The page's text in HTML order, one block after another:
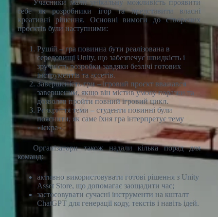
Учасники мали унікальну можливість проявити
себе як розробники ігор та представити власні
креативні рішення. Основні вимоги до створених
проєктів були наступними:
Рушій – гра повинна бути реалізована в
середовищі Unity, що забезпечує швидкість і
зручність розробки завдяки безлічі готових
інструментів та ассетів.
Завершеність гри – ігровий проєкт вважався
завершеним, якщо він містив умову поразки та
дозволяв пройти повний ігровий цикл.
Розкриття теми – студенти повинні були
пояснити, як саме їхня гра інтерпретує тему
«Іскра».
Організатори також надали кілька порад для
команд:
активно використовувати готові рішення з Unity
Asset Store, що допомагає заощадити час;
застосовувати сучасні інструменти на кшталт
ChatGPT для генерації коду, текстів і навіть ідей.